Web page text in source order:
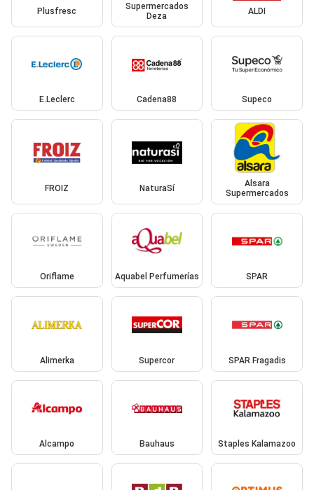
Plusfresc
Supermercados
Deza
ALDI
E.Leclerc Cadena88 Supeco
FROIZ NaturaSí
Alsara
Supermercados
Oriflame Aquabel Perfumerías SPAR
Alimerka Supercor SPAR Fragadis
Alcampo Bauhaus Staples Kalamazoo